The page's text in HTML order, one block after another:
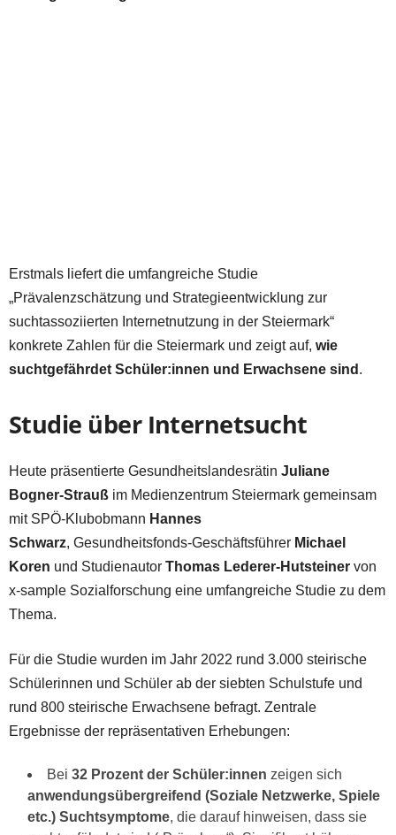
Erstmals liefert die umfangreiche Studie
„Prävalenzschätzung und Strategieentwicklung zur
suchtassoziierten Internetnutzung in der Steiermark“
konkrete Zahlen für die Steiermark und zeigt auf, wie
suchtgefährdet Schüler:innen und Erwachsene sind .
Studie über Internetsucht
Heute präsentierte Gesundheitslandesrätin Juliane
Bogner-Strauß im Medienzentrum Steiermark gemeinsam
mit SPÖ-Klubobmann Hannes
Schwarz, Gesundheitsfonds-Geschäftsführer Michael
Koren und Studienautor Thomas Lederer-Hutsteiner von
x-sample Sozialforschung eine umfangreiche Studie zu dem
Thema.
Für die Studie wurden im Jahr 2022 rund 3.000 steirische
Schülerinnen und Schüler ab der siebten Schulstufe und
rund 800 steirische Erwachsene befragt. Zentrale
Ergebnisse der repräsentativen Erhebungen:
Bei 32 Prozent der Schüler:innen zeigen sich
anwendungsübergreifend (Soziale Netzwerke, Spiele
etc.) Suchtsymptome, die darauf hinweisen, dass sie